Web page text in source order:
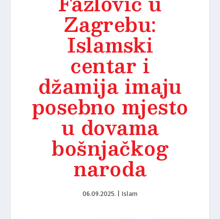
Zagrebu:
Islamski
centar i
džamija imaju
posebno mjesto
u dovama
bošnjačkog
naroda
06.09.2025. Islam